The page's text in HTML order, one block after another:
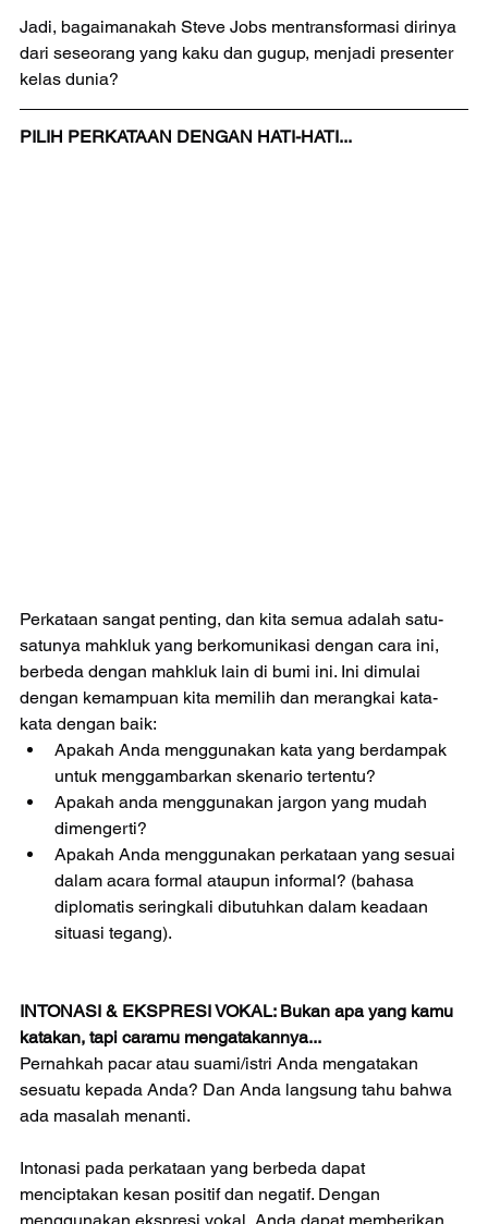
Jadi, bagaimanakah Steve Jobs mentransformasi dirinya
dari seseorang yang kaku dan gugup, menjadi presenter
kelas dunia?​​
​PILIH PERKATAAN DENGAN HATI-HATI...
Perkataan sangat penting, dan kita semua adalah satu-
satunya mahkluk yang berkomunikasi dengan cara ini,
berbeda dengan mahkluk lain di bumi ini. Ini dimulai
dengan kemampuan kita memilih dan merangkai kata-
kata dengan baik:
Apakah Anda menggunakan kata yang berdampak
untuk menggambarkan skenario tertentu?
Apakah anda menggunakan jargon yang mudah
dimengerti?
Apakah Anda menggunakan perkataan yang sesuai
dalam acara formal ataupun informal? (bahasa
diplomatis seringkali dibutuhkan dalam keadaan
situasi tegang).
INTONASI & EKSPRESI VOKAL: Bukan apa yang kamu
katakan, tapi caramu mengatakannya...
Pernahkah pacar atau suami/istri Anda mengatakan
sesuatu kepada Anda? Dan Anda langsung tahu bahwa
ada masalah menanti.
Intonasi pada perkataan yang berbeda dapat
menciptakan kesan positif dan negatif. Dengan